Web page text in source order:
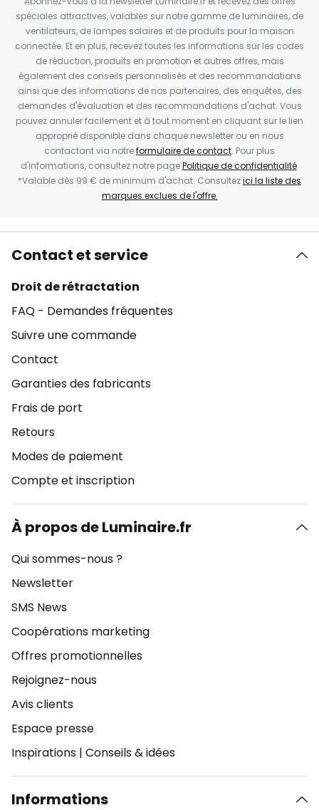
spéciales attractives, valables sur notre gamme de luminaires, de
ventilateurs, de lampes solaires et de produits pour la maison
connectée. Et en plus, recevez toutes les informations sur les codes
de réduction, produits en promotion et autres offres, mais
également des conseils personnalisés et des recommandations
ainsi que des informations de nos partenaires, des enquêtes, des
demandes d'évaluation et des recommandations d'achat. Vous
pouvez annuler facilement et à tout moment en cliquant sur le lien
approprié disponible dans chaque newsletter ou en nous
contactant via notreformulaire de contact. Pour plus
d'informations, consultez notre pagePolitique de confidentialité.
*Valable dès 99 € de minimum d'achat. Consultezici la liste des
marques exclues de l'offre.
Contact et service
Droit de rétractation
FAQ - Demandes fréquentes
Suivre une commande
Contact
Garanties des fabricants
Frais de port
Retours
Modes de paiement
Compte et inscription
À propos de Luminaire.fr
Qui sommes-nous ?
Newsletter
SMS News
Coopérations marketing
Offres promotionnelles
Rejoignez-nous
Avis clients
Espace presse
Inspirations | Conseils & idées
Informations